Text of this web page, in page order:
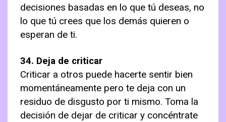
decisiones basadas en lo que tú deseas, no
lo que tú crees que los demás quieren o
esperan de ti.
34. Deja de criticar
Criticar a otros puede hacerte sentir bien
momentáneamente pero te deja con un
residuo de disgusto por ti mismo. Toma la
decisión de dejar de criticar y concéntrate